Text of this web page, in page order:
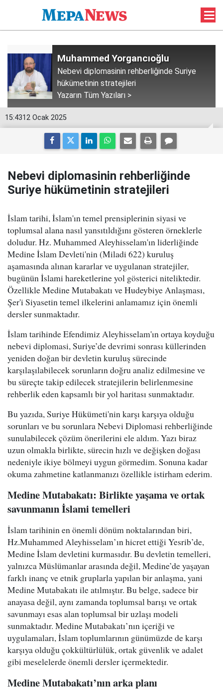
Muhammed Yorgancıoğlu
Nebevi diplomasinin rehberliğinde Suriye
hükümetinin stratejileri
Yazarın Tüm Yazıları >
15:4312 Ocak 2025
Nebevi diplomasinin rehberliğinde
Suriye hükümetinin stratejileri
İslam tarihi, İslam'ın temel prensiplerinin siyasi ve
toplumsal alana nasıl yansıtıldığını gösteren örneklerle
doludur. Hz. Muhammed Aleyhisselam'ın liderliğinde
Medine İslam Devleti'nin (Miladi 622) kuruluş
aşamasında alınan kararlar ve uygulanan stratejiler,
bugünün İslami hareketlerine yol gösterici niteliktedir.
Özellikle Medine Mutabakatı ve Hudeybiye Anlaşması,
Şer'i Siyasetin temel ilkelerini anlamamız için önemli
dersler sunmaktadır.
İslam tarihinde Efendimiz Aleyhisselam'ın ortaya koyduğu
nebevi diplomasi, Suriye’de devrimi sonrası küllerinden
yeniden doğan bir devletin kuruluş sürecinde
karşılaşılabilecek sorunların doğru analiz edilmesine ve
bu süreçte takip edilecek stratejilerin belirlenmesine
rehberlik eden kapsamlı bir yol haritası sunmaktadır.
Bu yazıda, Suriye Hükümeti'nin karşı karşıya olduğu
sorunları ve bu sorunlara Nebevi Diplomasi rehberliğinde
sunulabilecek çözüm önerilerini ele aldım. Yazı biraz
uzun olmakla birlikte, sürecin hızlı ve değişken doğası
nedeniyle ikiye bölmeyi uygun görmedim. Sonuna kadar
okuma zahmetine katlanmanızı özellikle istirham ederim.
Medine Mutabakatı: Birlikte yaşama ve ortak
savunmanın İslami temelleri
İslam tarihinin en önemli dönüm noktalarından biri,
Hz.Muhammed Aleyhisselam’ın hicret ettiği Yesrib’de,
Medine İslam devletini kurmasıdır. Bu devletin temelleri,
yalnızca Müslümanlar arasında değil, Medine’de yaşayan
farklı inanç ve etnik gruplarla yapılan bir anlaşma, yani
Medine Mutabakatı ile atılmıştır. Bu belge, sadece bir
anayasa değil, aynı zamanda toplumsal barışı ve ortak
savunmayı esas alan toplumsal bir uzlaşı modeli
sunmaktadır. Medine Mutabakatı’nın içeriği ve
uygulamaları, İslam toplumlarının günümüzde de karşı
karşıya olduğu çokkültürlülük, ortak güvenlik ve adalet
gibi meselelerde önemli dersler içermektedir.
Medine Mutabakatı’nın arka planı